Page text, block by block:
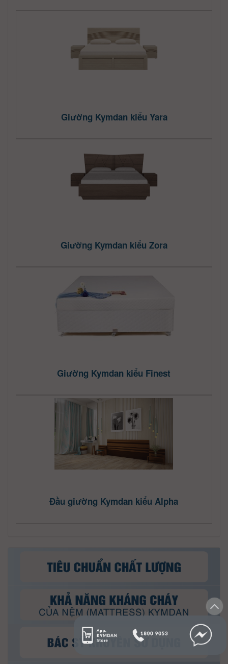
Giường Kymdan kiểu Yara
Giường Kymdan kiểu Zora
Giường Kymdan kiểu Finest
Đầu giường Kymdan kiểu Alpha